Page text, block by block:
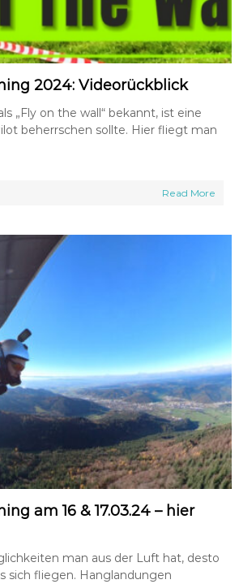
2024: Videorückblick
„Fly on the wall“ bekannt, ist eine
beherrschen sollte. Hier fliegt man
Read More
am 16 & 17.03.24 – hier
man aus der Luft hat, desto
sich fliegen. Hanglandungen